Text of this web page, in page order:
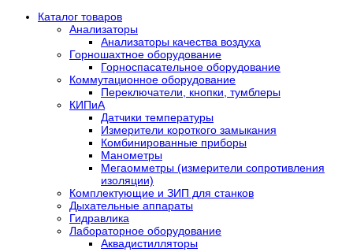
Каталог товаров
Анализаторы
Анализаторы качества воздуха
Горношахтное оборудование
Горноспасательное оборудование
Коммутационное оборудование
Переключатели, кнопки, тумблеры
КИПиА
Датчики температуры
Измерители короткого замыкания
Комбинированные приборы
Манометры
Мегаомметры (измерители сопротивления
изоляции)
Комплектующие и ЗИП для станков
Дыхательные аппараты
Гидравлика
Лабораторное оборудование
Аквадистилляторы